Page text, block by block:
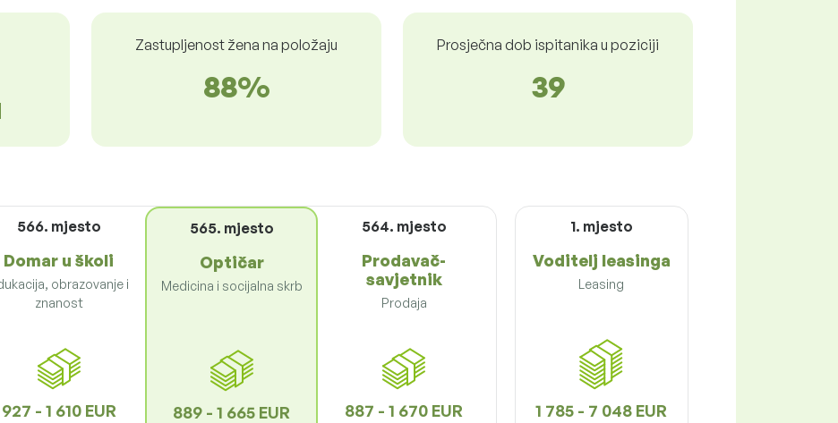
Zastupljenost žena na položaju
88%
Prosječna dob ispitanika u poziciji
39
566. mjesto
Domar u školi
obrazovanje i
znanost
927 - 1 610 EUR
565. mjesto
Optičar
Medicina i socijalna skrb
889 - 1 665 EUR
564. mjesto
Prodavač-
savjetnik
Prodaja
887 - 1 670 EUR
1. mjesto
Voditelj leasinga
Leasing
1 785 - 7 048 EUR